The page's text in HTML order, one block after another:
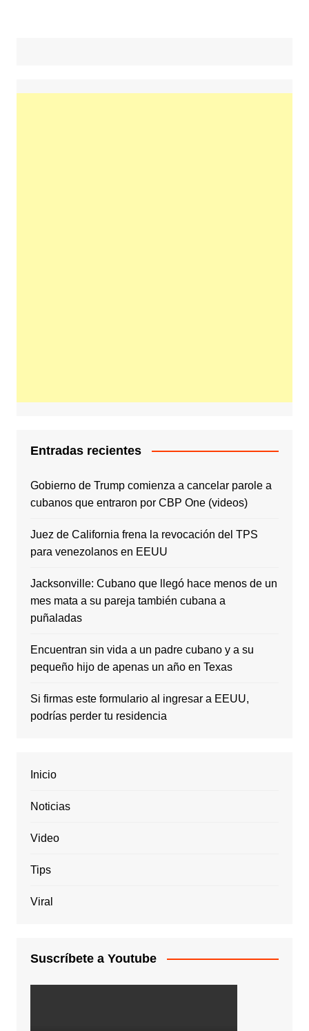
Entradas recientes
Gobierno de Trump comienza a cancelar parole a
cubanos que entraron por CBP One (videos)
Juez de California frena la revocación del TPS
para venezolanos en EEUU
Jacksonville: Cubano que llegó hace menos de un
mes mata a su pareja también cubana a
puñaladas
Encuentran sin vida a un padre cubano y a su
pequeño hijo de apenas un año en Texas
Si firmas este formulario al ingresar a EEUU,
podrías perder tu residencia
Inicio
Noticias
Video
Tips
Viral
Suscríbete a Youtube